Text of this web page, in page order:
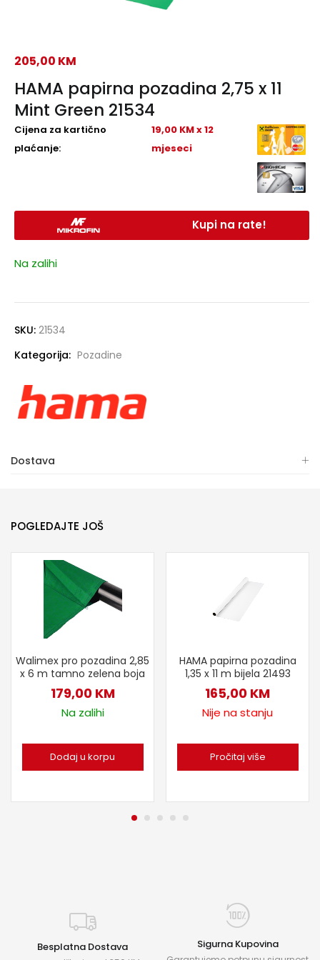
HAMA papirna pozadina 2,75 x 11
Mint Green 21534
205,00 KM
Cijena za kartično
plaćanje:
19,00 KM x 12
mjeseci
Kupi na rate!
Na zalihi
SKU: 21534
Kategorija: Pozadine
Dostava
POGLEDAJTE JOŠ
Walimex pro pozadina 2,85
x 6 m tamno zelena boja
179,00 KM
Na zalihi
Dodaj u korpu
HAMA papirna pozadina
1,35 x 11 m bijela 21493
165,00 KM
Nije na stanju
Pročitaj više
Besplatna Dostava Sigurna Kupovina